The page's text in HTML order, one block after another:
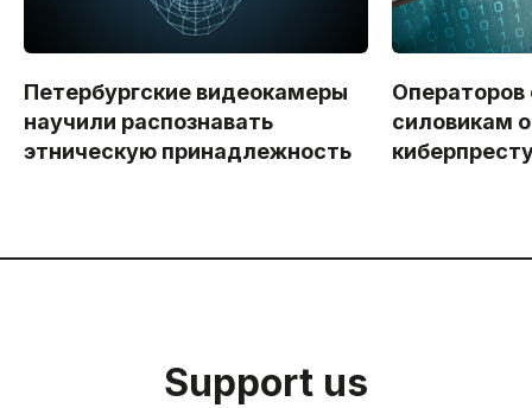
Петербургские видеокамеры
научили распознавать
этническую принадлежность
силовикам
Support us